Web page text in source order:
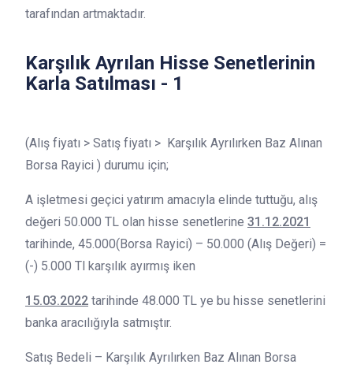
tarafından artmaktadır.
Karşılık Ayrılan Hisse Senetlerinin
Karla Satılması - 1
(Alış fiyatı > Satış fiyatı > Karşılık Ayrılırken Baz Alınan
Borsa Rayici ) durumu için;
A işletmesi geçici yatırım amacıyla elinde tuttuğu, alış
değeri 50.000 TL olan hisse senetlerine 31.12.2021
tarihinde, 45.000(Borsa Rayici) – 50.000 (Alış Değeri) =
(-) 5.000 Tl karşılık ayırmış iken
15.03.2022 tarihinde 48.000 TL ye bu hisse senetlerini
banka aracılığıyla satmıştır.
Satış Bedeli – Karşılık Ayrılırken Baz Alınan Borsa